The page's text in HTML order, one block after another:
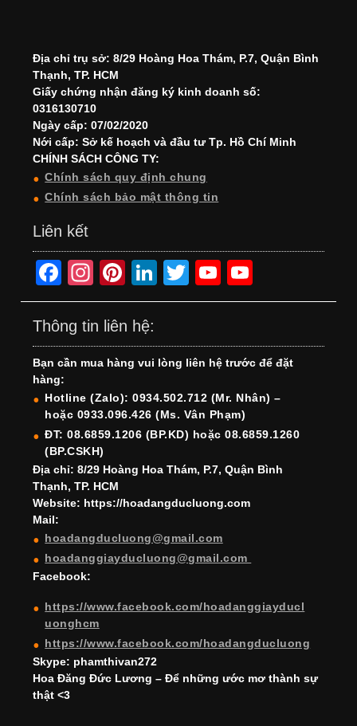
Địa chỉ trụ sở: 8/29 Hoàng Hoa Thám, P.7, Quận Bình
Thạnh, TP. HCM
Giấy chứng nhận đăng ký kinh doanh số:
0316130710
Ngày cấp: 07/02/2020
Nới cấp: Sở kế hoạch và đầu tư Tp. Hồ Chí Minh
CHÍNH SÁCH CÔNG TY:
Chính sách quy định chung
Chính sách bảo mật thông tin
Liên kết
F
a
c
e
b
o
o
k
In
st
a
gr
a
m
Pi
nt
er
e
st
Li
n
e
dI
n
T
wi
er
Y
o
T
u
b
e
o
T
u
b
e
h
Thông tin liên hệ:
Bạn cần mua hàng vui lòng liên hệ trước để đặt
hàng:
Hotline (Zalo): 0934.502.712 (Mr. Nhân) –
hoặc 0933.096.426 (Ms. Vân Phạm)
ĐT: 08.6859.1206 (BP.KD) hoặc 08.6859.1260
(BP.CSKH)
Địa chỉ: 8/29 Hoàng Hoa Thám, P.7, Quận Bình
Thạnh, TP. HCM
Website: https://hoadangducluong.com
Mail:
hoadangducluong@gmail.com
hoadanggiayducluong@gmail.com
Facebook:
https://www.facebook.com/hoadanggiayducl
uonghcm
https://www.facebook.com/hoadangducluong
Skype: phamthivan272
Hoa Đăng Đức Lương – Để những ước mơ thành sự
thật <3